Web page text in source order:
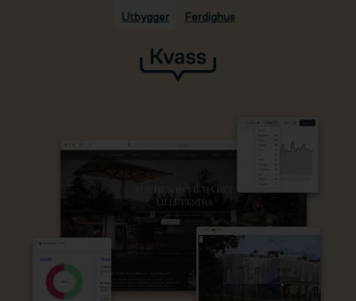
Hopp til hovedinnhold
Utbygger Ferdighus